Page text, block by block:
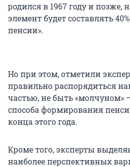
родился в 1967 году и позже,
элемент будет составлять
пенсии».
Но при этом, отметили
правильно распорядиться
частью, не быть «молчуном»
способа формирования
конца этого года.
Кроме того, эксперты
наиболее перспективных